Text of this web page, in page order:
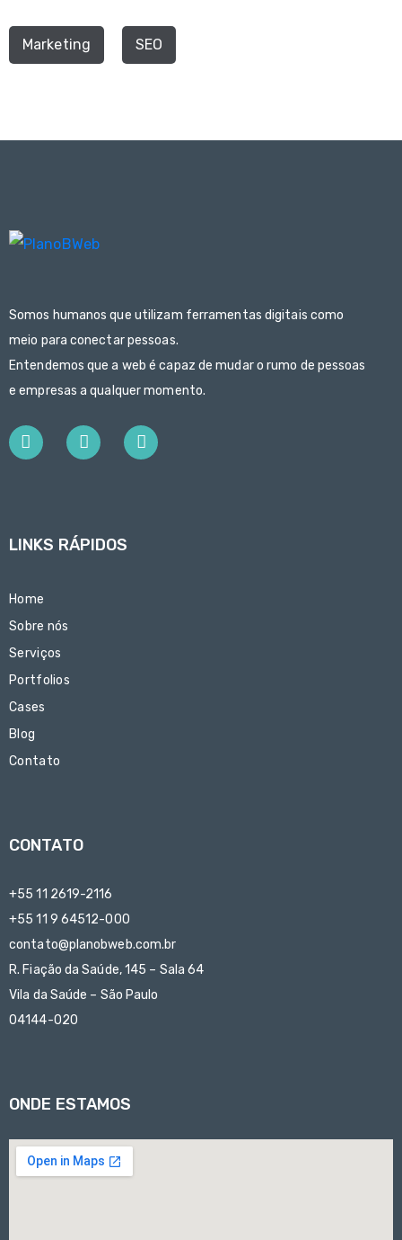
Marketing SEO
Somos humanos que utilizam ferramentas digitais como
meio para conectar pessoas.
Entendemos que a web é capaz de mudar o rumo de pessoas
e empresas a qualquer momento.
LINKS RÁPIDOS
Home
Sobre nós
Serviços
Portfolios
Cases
Blog
Contato
CONTATO
+55 11 2619-2116
+55 11 9 64512-000
contato@planobweb.com.br
R. Fiação da Saúde, 145 – Sala 64
Vila da Saúde – São Paulo
04144-020
ONDE ESTAMOS